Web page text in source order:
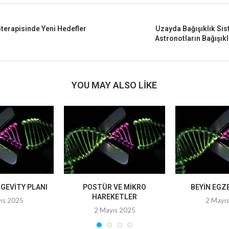
Yeni Hedefler
Uzayda Bağışıklık
Astronotların
YOU MAY ALSO LIKE
PLANI
2025
POSTÜR VE MIKRO
HAREKETLER
2 Mayıs 2025
BEYIN
2